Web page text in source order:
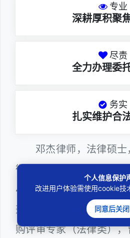
专业
深耕厚积聚
尽责
全力办理委
务实
扎实维护合
邓杰律师，法律硕
衡（深圳）律师事务所
403201810022100。邓
兼任深圳市人民政府听
购评审专家（法律类）
个人信息保护
改进用户体验需使用cookie技
同意后关闭